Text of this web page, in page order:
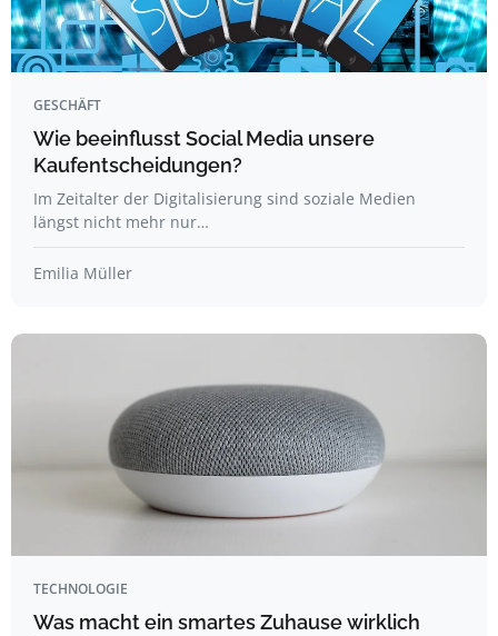
GESCHÄFT
Wie beeinflusst Social Media unsere
Kaufentscheidungen?
Im Zeitalter der Digitalisierung sind soziale Medien
längst nicht mehr nur…
Emilia Müller
TECHNOLOGIE
Was macht ein smartes Zuhause wirklich